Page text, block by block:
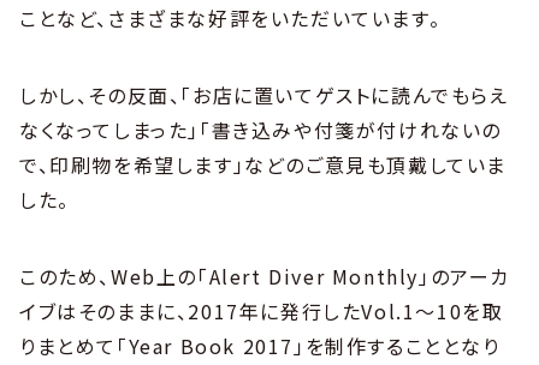
ことなど、さまざまな好評をいただいています。
しかし、その反面、「お店に置いてゲストに読んでもらえ
なくなってしまった」「書き込みや付箋が付けれないの
で、印刷物を希望します」などのご意見も頂戴していま
した。
このため、Web上の「Alert Diver Monthly」のアーカ
イブはそのままに、2017年に発行したVol.1～10を取
りまとめて「Year Book 2017」を制作することとなり